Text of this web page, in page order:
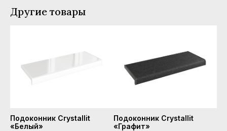
Другие товары
Подоконник Crystallit
«Белый»
Подоконник Crystallit
«Графит»